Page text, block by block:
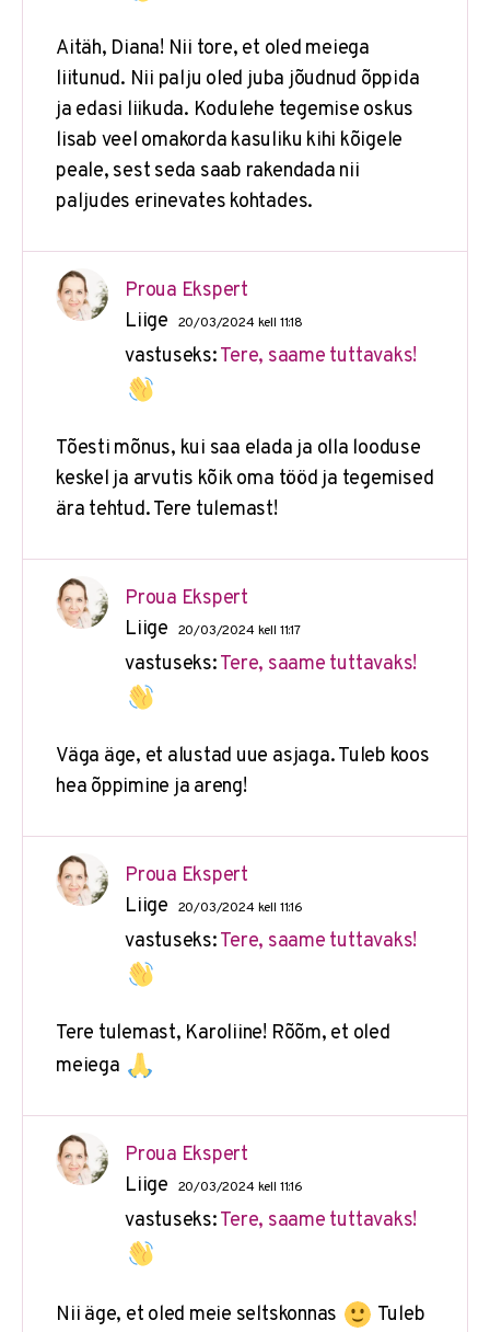
Aitäh, Diana! Nii tore, et oled meiega
liitunud. Nii palju oled juba jõudnud õppida
ja edasi liikuda. Kodulehe tegemise oskus
lisab veel omakorda kasuliku kihi kõigele
peale, sest seda saab rakendada nii
paljudes erinevates kohtades.
Proua Ekspert
Liige
20/03/2024 kell 11:18
vastuseks:Tere, saame tuttavaks!
Tõesti mõnus, kui saa elada ja olla looduse
keskel ja arvutis kõik oma tööd ja tegemised
ära tehtud. Tere tulemast!
Proua Ekspert
Liige
20/03/2024 kell 11:17
vastuseks:Tere, saame tuttavaks!
Väga äge, et alustad uue asjaga. Tuleb koos
hea õppimine ja areng!
Proua Ekspert
Liige
20/03/2024 kell 11:16
vastuseks:Tere, saame tuttavaks!
Tere tulemast, Karoliine! Rõõm, et oled
meiega
Proua Ekspert
Liige
20/03/2024 kell 11:16
vastuseks:Tere, saame tuttavaks!
Nii äge, et oled meie seltskonnas
Tuleb